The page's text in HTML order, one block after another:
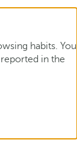
habits. You
in the